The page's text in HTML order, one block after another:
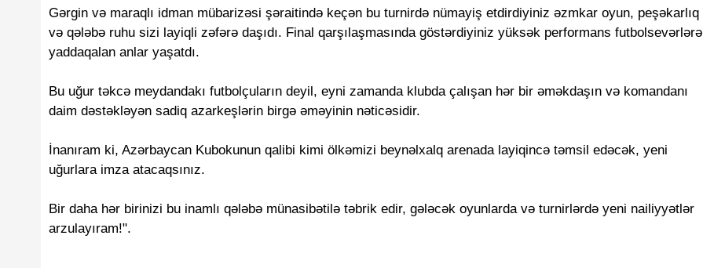
Gərgin və maraqlı idman mübarizəsi şəraitində keçən bu turnirdə nümayiş etdirdiyiniz əzmkar oyun, peşəkarlıq
və qələbə ruhu sizi layiqli zəfərə daşıdı. Final qarşılaşmasında göstərdiyiniz yüksək performans futbolsevərlərə
yaddaqalan anlar yaşatdı.
Bu uğur təkcə meydandakı futbolçuların deyil, eyni zamanda klubda çalışan hər bir əməkdaşın və komandanı
daim dəstəkləyən sadiq azarkeşlərin birgə əməyinin nəticəsidir.
İnanıram ki, Azərbaycan Kubokunun qalibi kimi ölkəmizi beynəlxalq arenada layiqincə təmsil edəcək, yeni
uğurlara imza atacaqsınız.
Bir daha hər birinizi bu inamlı qələbə münasibətilə təbrik edir, gələcək oyunlarda və turnirlərdə yeni nailiyyətlər
arzulayıram!".